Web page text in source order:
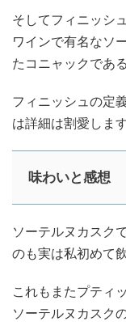
そしてフィニッシ
ワインで有名なソ
たコニャックであ
フィニッシュの定
は詳細は割愛します
味わいと感想
ソーテルヌカスク
のも実は私初めて
これもまたプティ
ソーテルヌカスク